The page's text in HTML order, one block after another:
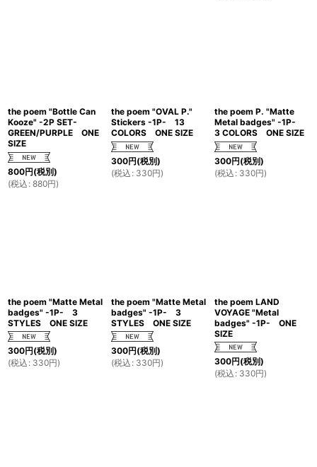
the poem "Bottle Can
Kooze" -2P SET-
GREEN/PURPLE ONE
SIZE
800円(税別)
(税込 : 880円)
the poem "OVAL P."
Stickers -1P- 13
COLORS ONE SIZE
300円(税別)
(税込 : 330円)
the poem P. "Matte
Metal badges" -1P-
3 COLORS ONE SIZE
300円(税別)
(税込 : 330円)
the poem "Matte Metal
badges" -1P- 3
STYLES ONE SIZE
300円(税別)
(税込 : 330円)
the poem "Matte Metal
badges" -1P- 3
STYLES ONE SIZE
300円(税別)
(税込 : 330円)
the poem LAND
VOYAGE "Metal
badges" -1P- ONE
SIZE
300円(税別)
(税込 : 330円)